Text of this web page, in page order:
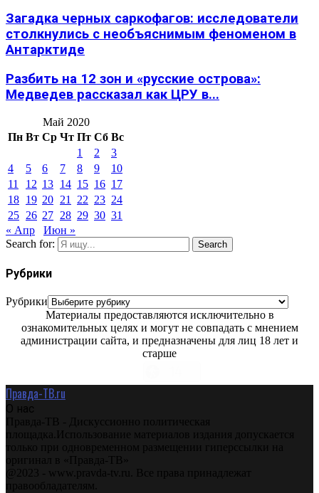
Загадка черных саркофагов: исследователи
столкнулись с необъяснимым феноменом в
Антарктиде
Разбить на 12 зон и «русские острова»:
Медведев рассказал как ЦРУ в...
Май 2020
Пн Вт Ср Чт Пт Сб Вс
1
2
3
4
5 6 7 8 9
10
11
12 13 14 15 16 17
18 19 20 21 22 23 24
25 26 27 28 29 30 31
« Апр
Июн »
Search for:
Search
Рубрики
Рубрики
Материалы предоставляются исключительно в
ознакомительных целях и могут не совпадать с мнением
администрации сайта, и предназначены для лиц 18 лет и
старше
Правда-ТВ.ru
О нас
Правда-ТВ - Дискуссионно политическая
площадка.Использование материалов издания допускается
только при одновременном размещении гиперссылки на
оригинал в «Правда-ТВ»
@2023 - www.pravda-tv.ru. Все права принадлежат
правообладателям.